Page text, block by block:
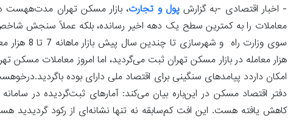
- اخبار اقتصادی -به گزارشپول و تجارت، بازار مسکن تهران مدت‌ههست
معاملات را به کمترین سطح یک دهه اخیر رسانده، بلکه عملاً سنجش شاخص
امکان داردد پیامدهای سنگینی برای اقتصاد ملی دارای بوده
کاهش یافته هست. این افت کم‌سابقه نه تنها نشانه‌ای از رکود گردیدید